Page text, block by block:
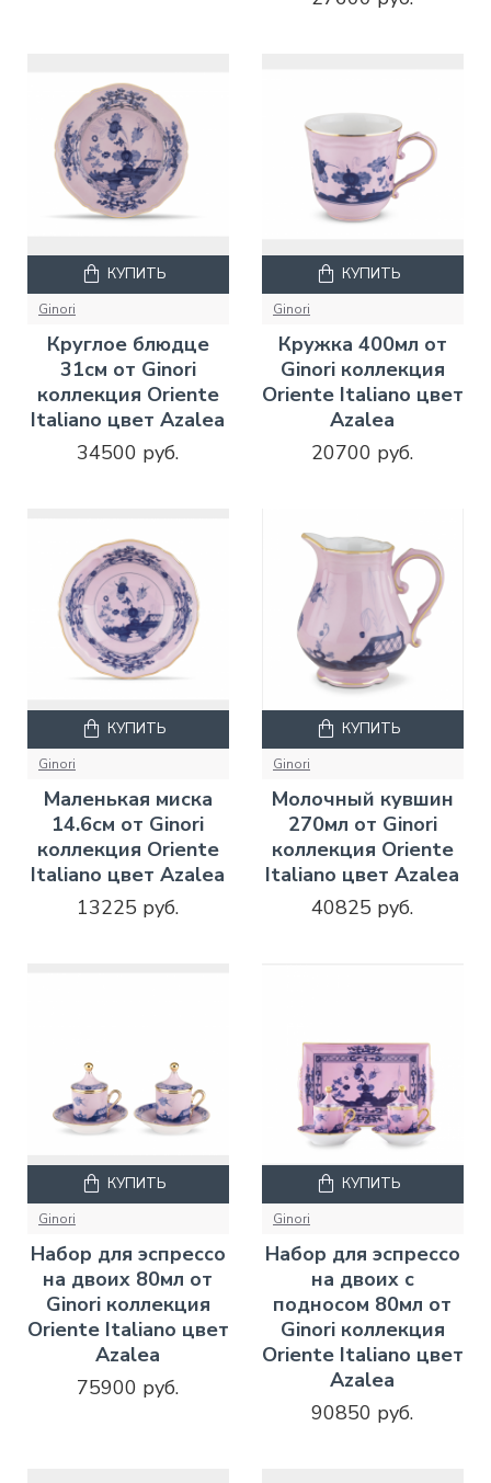
Ginori
Круглое блюдце
31см от Ginori
коллекция Oriente
Italiano цвет Azalea
34500 руб.
КУПИТЬ
Ginori
Кружка 400мл от
Ginori коллекция
Oriente Italiano цвет
Azalea
20700 руб.
КУПИТЬ
Ginori
Маленькая миска
14.6см от Ginori
коллекция Oriente
Italiano цвет Azalea
13225 руб.
КУПИТЬ
Ginori
Молочный кувшин
270мл от Ginori
коллекция Oriente
Italiano цвет Azalea
40825 руб.
КУПИТЬ
Ginori
Набор для эспрессо
на двоих 80мл от
Ginori коллекция
Oriente Italiano цвет
Azalea
75900 руб.
КУПИТЬ
Ginori
Набор для эспрессо
на двоих с
подносом 80мл от
Ginori коллекция
Oriente Italiano цвет
Azalea
90850 руб.
КУПИТЬ